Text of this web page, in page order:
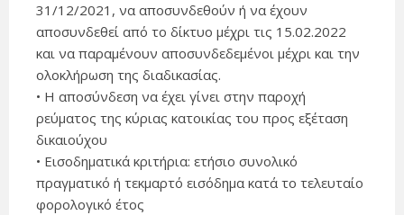
31/12/2021, να αποσυνδεθούν ή να έχουν
αποσυνδεθεί από το δίκτυο μέχρι τις 15.02.2022
και να παραμένουν αποσυνδεδεμένοι μέχρι και την
ολοκλήρωση της διαδικασίας.
• Η αποσύνδεση να έχει γίνει στην παροχή
ρεύματος της κύριας κατοικίας του προς εξέταση
δικαιούχου
• Εισοδηματικά κριτήρια: ετήσιο συνολικό
πραγματικό ή τεκμαρτό εισόδημα κατά το τελευταίο
φορολογικό έτος